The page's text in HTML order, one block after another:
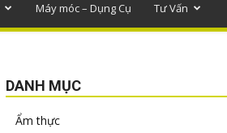
Máy móc – Dụng Cụ Tư Vấn
DANH MỤC
Ẩm thực